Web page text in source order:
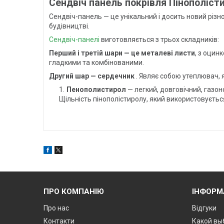
Сендвіч панель покрівля
Сендвіч-панель — це унікальний і досить новий
будівництві.
Сендвіч-панелі виготовляється з трьох складників:
Перший і третій шари — це металеві листи, з
гладкими та комбінованими.
Другий шар — сердечник . Являє собою утеплювач,
Пенополистирол — легкий, довговічний,
Щільність пінополістиролу, який
ПРО КОМПАНІЮ
Про нас
Контакти
Відгуки
Какой